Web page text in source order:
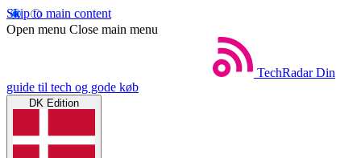
Skip to main content
Open menu Close main menu
TechRadar Din
guide til tech og gode køb
DK Edition